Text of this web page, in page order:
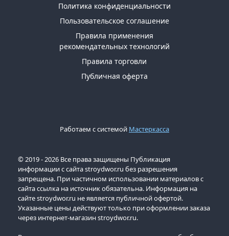
Политика конфиденциальности
Пользовательское соглашение
Правила применения
рекомендательных технологий
Правила торговли
Публичная оферта
Работаем с системой Мастеркасса
© 2019 - 2026 Все права защищены Публикация
информации с сайта stroydwor.ru без разрешения
запрещена. При частичном использовании материалов с
сайта ссылка на источник обязательна. Информация на
сайте stroydwor.ru не является публичной офертой.
Указанные цены действуют только при оформлении заказа
через интернет-магазин stroydwor.ru.